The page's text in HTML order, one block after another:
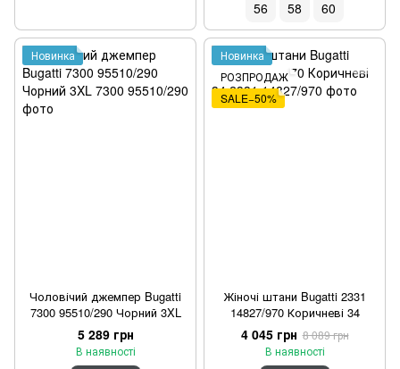
56 58 60
Новинка
Чоловічий джемпер Bugatti
7300 95510/290 Чорний 3XL
5 289 грн
В наявності
Новинка
РОЗПРОДАЖ
SALE−50%
Жіночі штани Bugatti 2331
14827/970 Коричневі 34
4 045 грн 8 089 грн
В наявності